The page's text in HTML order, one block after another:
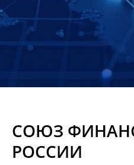
отчеты
Контакты
Материалы
СОЮЗ
РОССИИ